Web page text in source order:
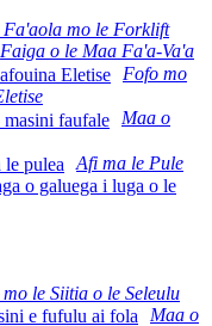
mo le Forklift
Faiga o le Maa Fa'a-Va'a
Fofo mo
Maa o
Afi ma le Pule
le Siitia o le Seleulu
Maa o